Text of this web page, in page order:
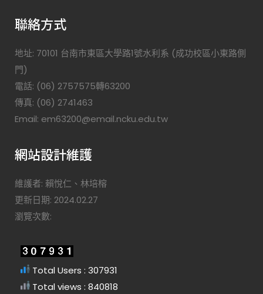
聯絡方式
地址: 70101 台南市東區大學路1號水利系 (成功校區小東路側
門)
電話: (06) 2757575轉63200
傳真: (06) 2741463
Email: em63200@email.ncku.edu.tw
網站設計維護
維護者: 賴悅仁、林培榕
更新日期: 2024.02.27
瀏覽次數:
Total Users : 307931
Total views : 840818